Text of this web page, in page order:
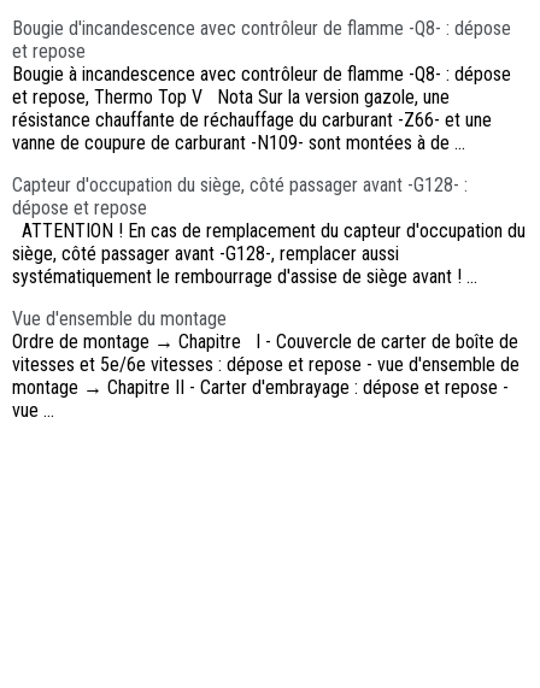
Bougie d'incandescence avec contrôleur de flamme -Q8- : dépose
et repose
Bougie à incandescence avec contrôleur de flamme -Q8- : dépose
et repose, Thermo Top V Nota Sur la version gazole, une
résistance chauffante de réchauffage du carburant -Z66- et une
vanne de coupure de carburant -N109- sont montées à de ...
Capteur d'occupation du siège, côté passager avant -G128- :
dépose et repose
ATTENTION ! En cas de remplacement du capteur d'occupation du
siège, côté passager avant -G128-, remplacer aussi
systématiquement le rembourrage d'assise de siège avant ! ...
Vue d'ensemble du montage
Ordre de montage → Chapitre I - Couvercle de carter de boîte de
vitesses et 5e/6e vitesses : dépose et repose - vue d'ensemble de
montage → Chapitre II - Carter d'embrayage : dépose et repose -
vue ...